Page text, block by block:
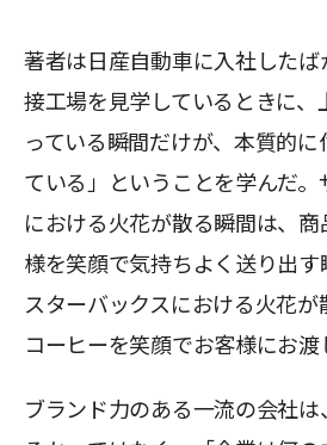
著者は日産自動車に入社した
接工場を見学しているときに、
っている瞬間だけが、本質的
ている」ということを学んだ。
における火花が散る瞬間は、
様を笑顔で気持ちよく送り出す
スターバックスにおける火花
コーヒーを笑顔でお客様にお渡
ブランド力のある一流の会社